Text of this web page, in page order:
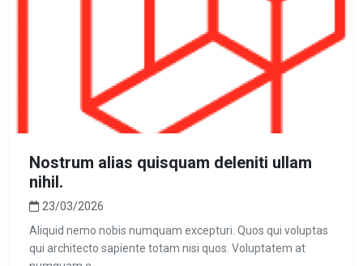
Nostrum alias quisquam deleniti ullam
nihil.
23/03/2026
Aliquid nemo nobis numquam excepturi. Quos qui voluptas
qui architecto sapiente totam nisi quos. Voluptatem at